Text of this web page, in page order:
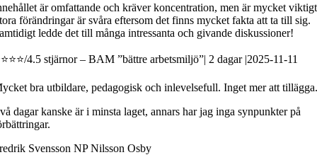
är omfattande och kräver koncentration, men är mycket
förändringar är svåra eftersom det finns mycket fakta att ta till sig.
ledde det till många intressanta och givande diskussioner!
4.5 stjärnor – BAM ”bättre arbetsmiljö”| 2 dagar |2025-11-11
bra utbildare, pedagogisk och inlevelsefull. Inget mer att
dagar kanske är i minsta laget, annars har jag inga synpunkter på
Svensson NP Nilsson Osby